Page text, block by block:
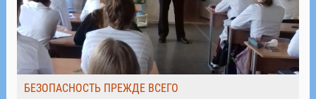
БЕЗОПАСНОСТЬ ПРЕЖДЕ ВСЕГО